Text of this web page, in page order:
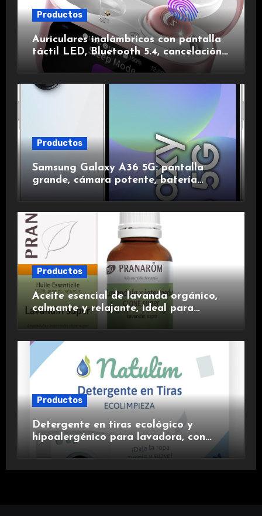
Productos
Auriculares inalámbricos con pantalla
táctil LED, Bluetooth 5.4, cancelación
de ruido, impermeables y de larga
duración.
Productos
Samsung Galaxy A36 5G: pantalla
grande, cámara potente, batería
duradera y carga rápida para una
Productos
Aceite esencial de lavanda orgánico,
calmante y relajante, ideal para
Productos
Detergente en tiras ecológico y
hipoalergénico para lavadora, con
suavizante incluido y fragancia de
lavanda.